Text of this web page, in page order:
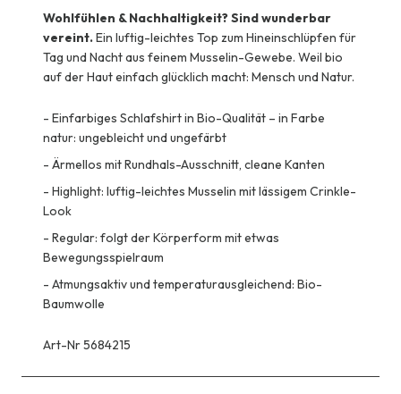
Wohlfühlen & Nachhaltigkeit? Sind wunderbar
vereint.Ein luftig-leichtes Top zum Hineinschlüpfen für
Tag und Nacht aus feinem Musselin-Gewebe. Weil bio
auf der Haut einfach glücklich macht: Mensch und Natur.
- Einfarbiges Schlafshirt in Bio-Qualität – in Farbe
natur: ungebleicht und ungefärbt
- Ärmellos mit Rundhals-Ausschnitt, cleane Kanten
- Highlight: luftig-leichtes Musselin mit lässigem Crinkle-
Look
- Regular: folgt der Körperform mit etwas
Bewegungsspielraum
- Atmungsaktiv und temperaturausgleichend: Bio-
Baumwolle
Art-Nr 5684215